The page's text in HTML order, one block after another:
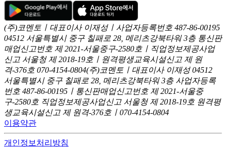
(주)코멘토ㅣ대표이사 이재성ㅣ사업자등록번호 487-86-00195
04512 서울특별시 중구 칠패로 28, 메리츠강북타워 3층 통신판
매업신고번호 제 2021-서울중구-2580호ㅣ직업정보제공사업
신고 서울청 제 2018-19호ㅣ원격평생교육시설신고 제 원
격-376호 070-4154-0804(주)코멘토ㅣ대표이사 이재성 04512
서울특별시 중구 칠패로 28, 메리츠강북타워 3층 사업자등록
번호 487-86-00195ㅣ통신판매업신고번호 제 2021-서울중
구-2580호 직업정보제공사업신고 서울청 제 2018-19호 원격평
생교육시설신고 제 원격-376호ㅣ070-4154-0804
이용약관
개인정보처리방침